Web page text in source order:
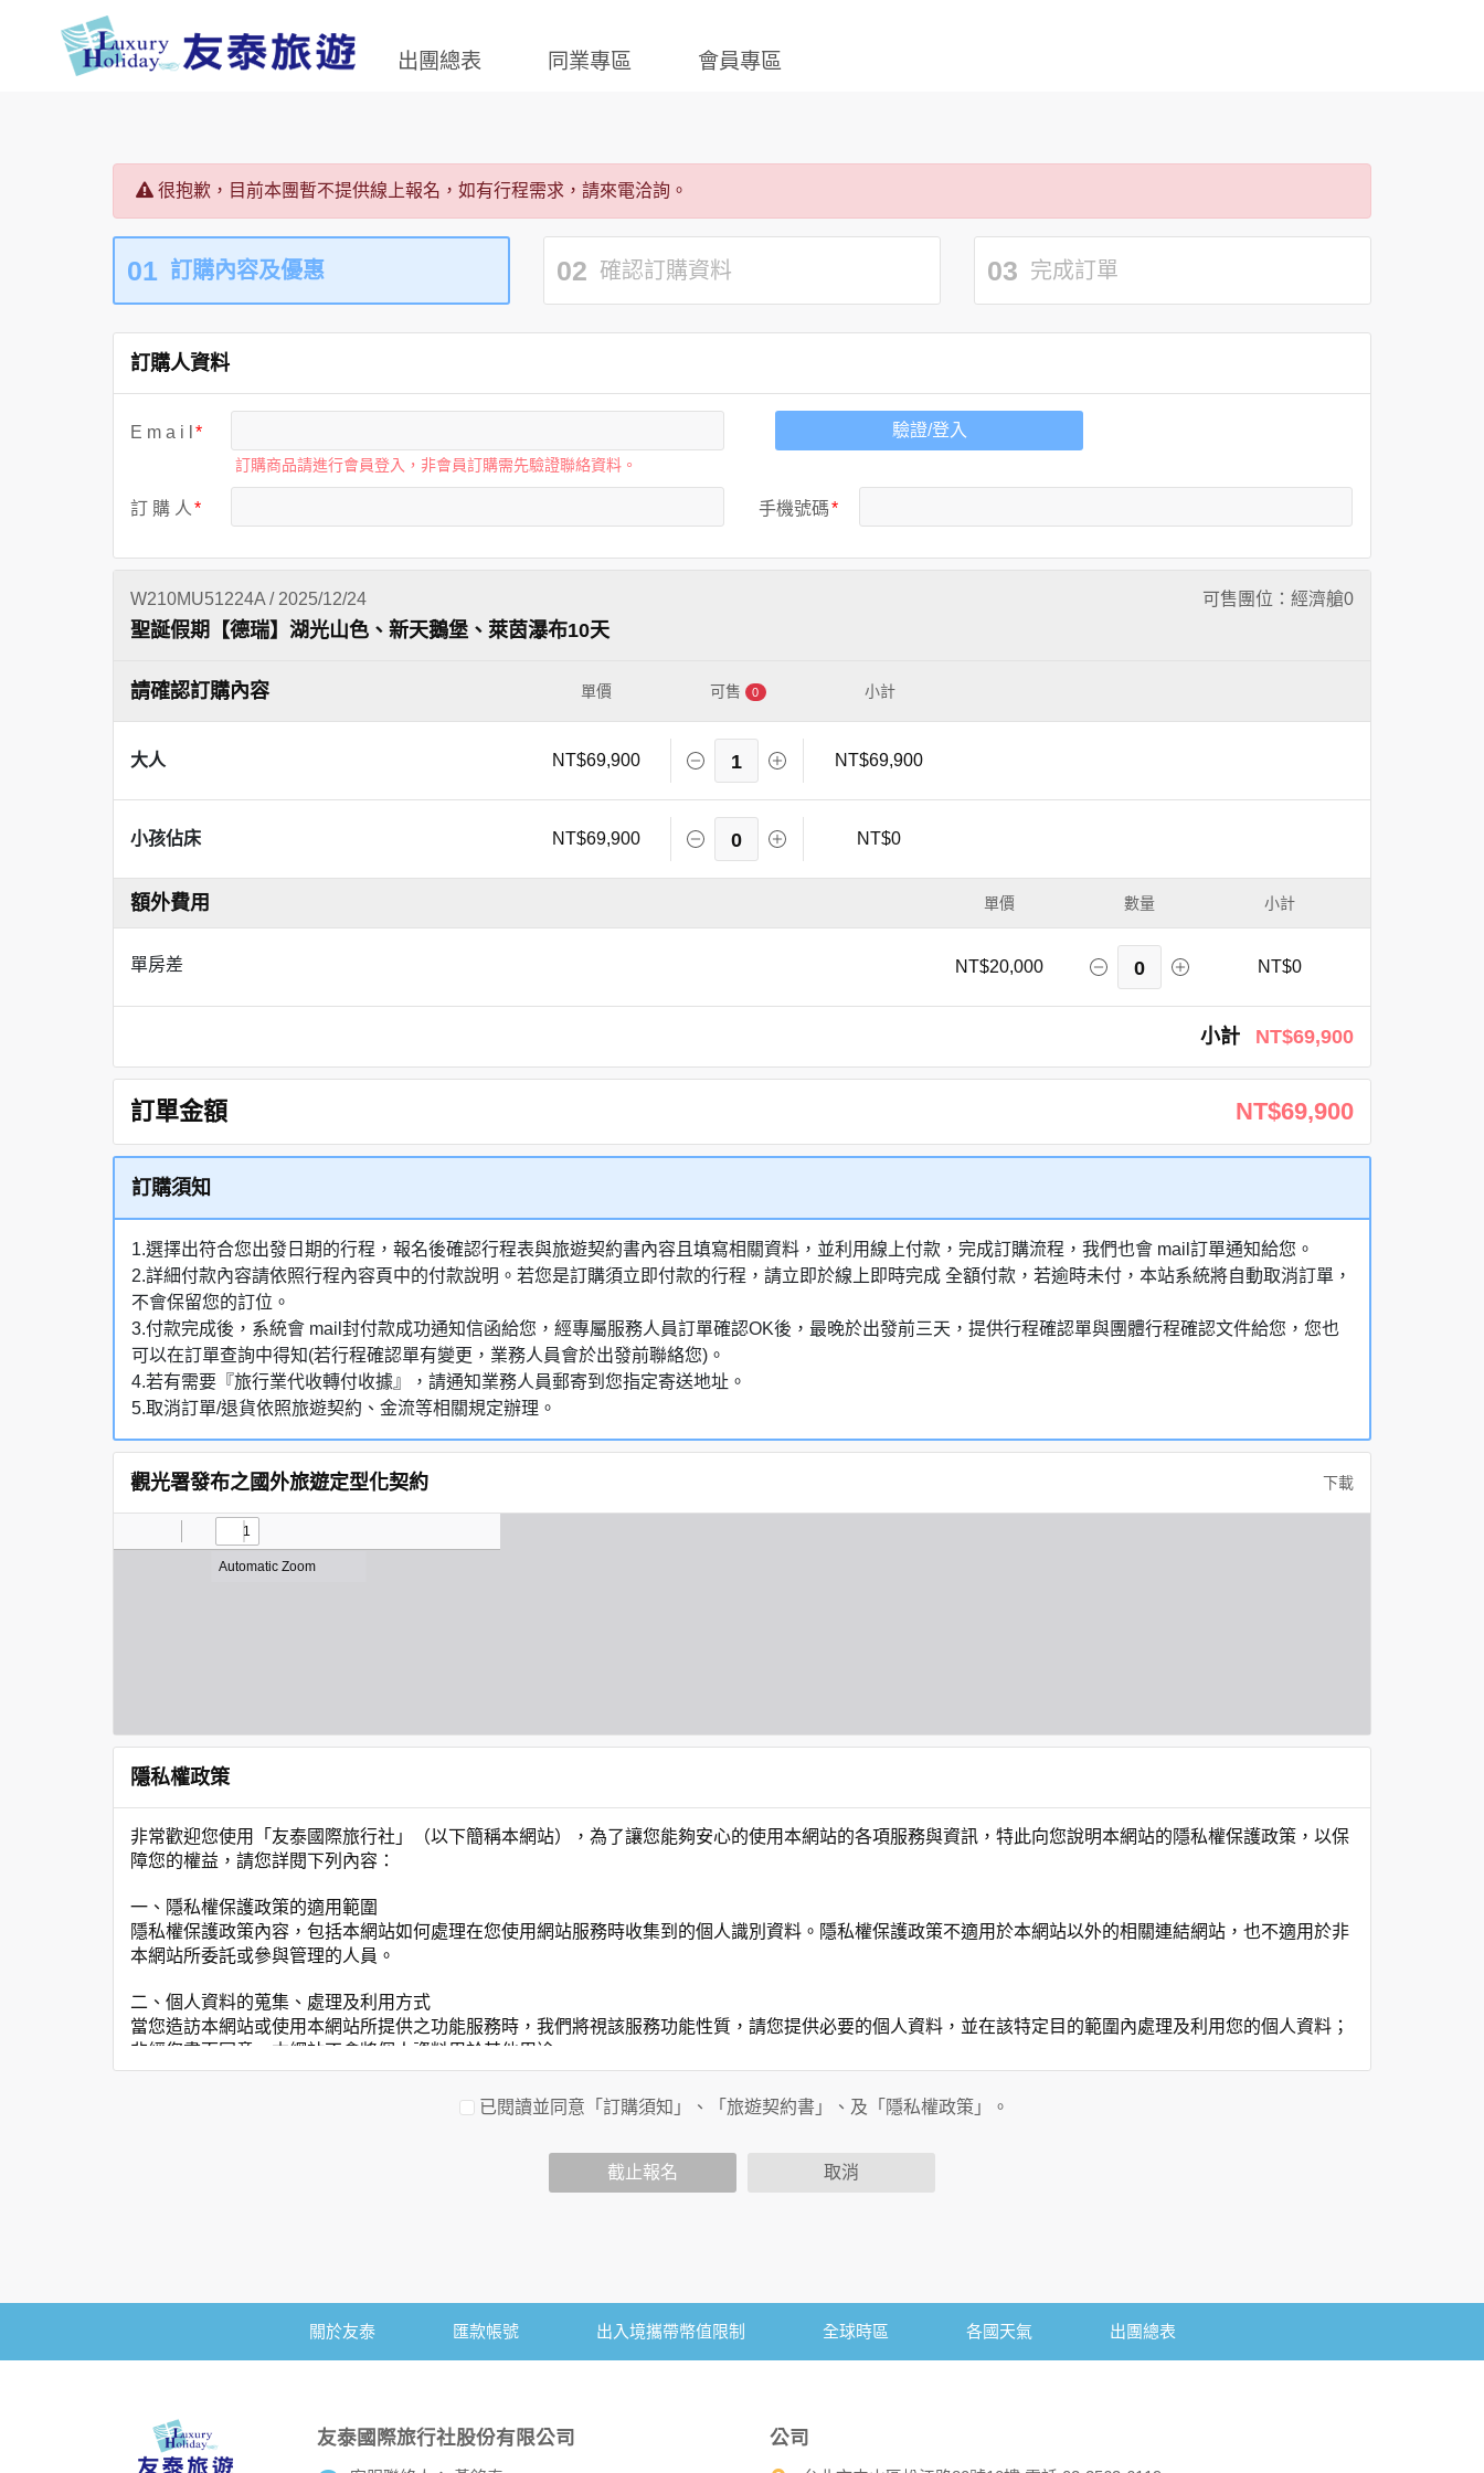
出團總表 同業專區 會員專區
很抱歉，目前本團暫不提供線上報名，如有行程需求，請來電洽詢。
01 訂購內容及優惠 02 確認訂購資料 03 完成訂單
訂購人資料
E m a i l
訂購商品請進行會員登入，非會員訂購需先驗證聯絡資料。
驗證/登入
訂 購 人 手機號碼
W210MU51224A / 2025/12/24 可售團位：經濟艙0
聖誕假期【德瑞】湖光山色、新天鵝堡、萊茵瀑布10天
請確認訂購內容 單價 可售 0 小計
大人 NT$69,900 1 NT$69,900
小孩佔床 NT$69,900 0 NT$0
額外費用 單價 數量 小計
單房差 NT$20,000 0 NT$0
小計 NT$69,900
訂單金額 NT$69,900
訂購須知
1.選擇出符合您出發日期的行程，報名後確認行程表與旅遊契約書內容且填寫相關資料，並利用線上付款，完成訂購流程，我們也會 mail訂單通知給您。
2.詳細付款內容請依照行程內容頁中的付款說明。若您是訂購須立即付款的行程，請立即於線上即時完成 全額付款，若逾時未付，本站系統將自動取消訂單，
不會保留您的訂位。
3.付款完成後，系統會 mail封付款成功通知信函給您，經專屬服務人員訂單確認OK後，最晚於出發前三天，提供行程確認單與團體行程確認文件給您，您也
可以在訂單查詢中得知(若行程確認單有變更，業務人員會於出發前聯絡您)。
4.若有需要『旅行業代收轉付收據』，請通知業務人員郵寄到您指定寄送地址。
5.取消訂單/退貨依照旅遊契約、金流等相關規定辦理。
觀光署發布之國外旅遊定型化契約 下載
隱私權政策
非常歡迎您使用「友泰國際旅行社」（以下簡稱本網站），為了讓您能夠安心的使用本網站的各項服務與資訊，特此向您說明本網站的隱私權保護政策，以保
障您的權益，請您詳閱下列內容：
一、隱私權保護政策的適用範圍
隱私權保護政策內容，包括本網站如何處理在您使用網站服務時收集到的個人識別資料。隱私權保護政策不適用於本網站以外的相關連結網站，也不適用於非
本網站所委託或參與管理的人員。
二、個人資料的蒐集、處理及利用方式
當您造訪本網站或使用本網站所提供之功能服務時，我們將視該服務功能性質，請您提供必要的個人資料，並在該特定目的範圍內處理及利用您的個人資料；
非經您書面同意，本網站不會將個人資料用於其他用途。
本網站在您使用服務信箱、問卷調查等互動性功能時，會保留您所提供的姓名、電子郵件地址、聯絡方式及使用時間等。
於一般瀏覽時，伺服器會自行記錄相關行徑，包括您使用連線設備的IP位址、使用時間、使用的瀏覽器、瀏覽及點選資料記錄等，做為我們增進網站服務的參
四、網站對外的相關連結
本網站的網頁提供其他網站的網路連結，您也可經由本網站所提供的連結，點選進入其他網站。但該連結網站不適用本網站的隱私權保護政策，您必須參考該
五、與第三人共用個人資料之政策
本網站絕不會提供、交換、出租或出售任何您的個人資料給其他個人、團體、私人企業或公務機關，但有法律依據或合約義務者，不在此限。
已閱讀並同意「訂購須知」、「旅遊契約書」、及「隱私權政策」。
截止報名 取消
關於友泰 匯款帳號 出入境攜帶幣值限制 全球時區 各國天氣 出團總表
友泰國際旅行社股份有限公司 公司